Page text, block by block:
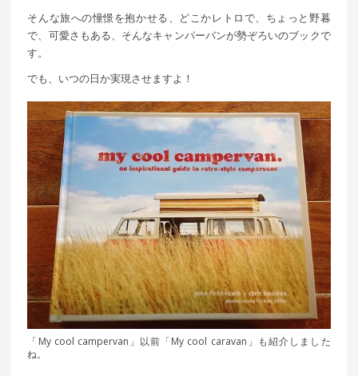
そんな旅への憧憬を抱かせる、どこかレトロで、ちょっと野暮
で、可愛さもある、そんなキャンパーバンが勢ぞろいのブックで
す。
でも、いつの日か実現させますよ！
「My cool campervan」以前「My cool caravan」も紹介しました
ね。